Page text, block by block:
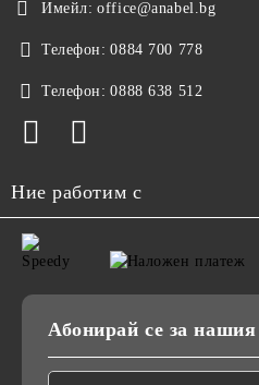
Имейл: office@anabel.bg
Телефон: 0884 700 778
Телефон: 0888 638 512
Ние работим с
Абонирай се за